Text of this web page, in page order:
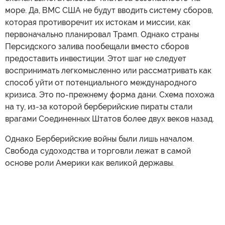
море. Да, ВМС США не будут вводить систему сборов,
которая противоречит их истокам и миссии, как
первоначально планировал Трамп. Однако страны
Персидского залива пообещали вместо сборов
предоставить инвестиции. Этот шаг не следует
воспринимать легкомысленно или рассматривать как
способ уйти от потенциального международного
кризиса. Это по-прежнему форма дани. Схема похожа
на ту, из-за которой берберийские пираты стали
врагами Соединенных Штатов более двух веков назад.
Однако Берберийские войны были лишь началом.
Свобода судоходства и торговли лежат в самой
основе роли Америки как великой державы.